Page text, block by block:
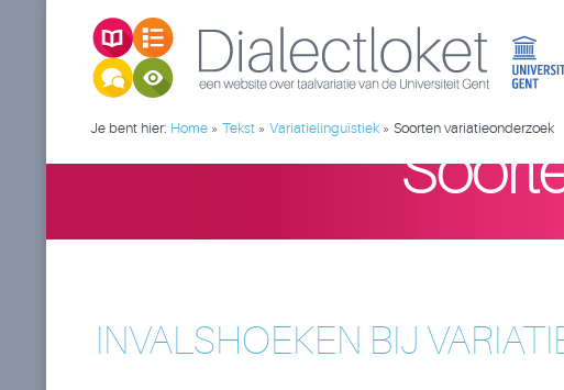
Je bent hier: Home » Tekst » Variatielinguïstiek » Soorten variatieonderzoek
INVALSHOEKEN BIJ